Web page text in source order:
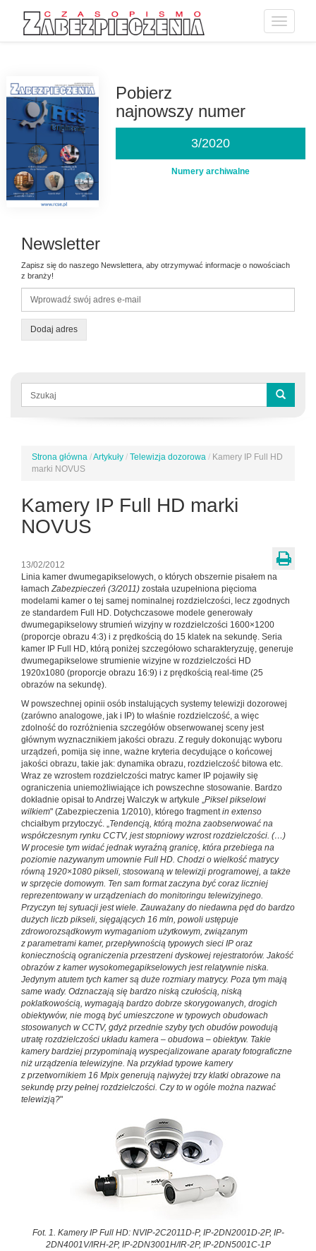
Toggle
Pobierz
najnowszy numer
3/2020
Numery archiwalne
Newsletter
Zapisz się do naszego Newslettera, aby otrzymywać informacje o nowościach
z branży!
Dodaj adres
Formularz
wyszukiwania
Jesteś
tutaj
Strona główna /Artykuły / Telewizja dozorowa / Kamery IP Full HD
marki NOVUS
Kamery IP Full HD marki
NOVUS
13/02/2012
Linia kamer dwumegapikselowych, o których obszernie pisałem na
łamachZabezpieczeń (3/2011) została uzupełniona pięcioma
modelami kamer o tej samej nominalnej rozdzielczości, lecz zgodnych
ze standardem Full HD. Dotychczasowe modele generowały
dwumegapikselowy strumień wizyjny w rozdzielczości 1600×1200
(proporcje obrazu 4:3) i z prędkością do 15 klatek na sekundę. Seria
kamer IP Full HD, którą poniżej szczegółowo scharakteryzuję, generuje
dwumegapikselowe strumienie wizyjne w rozdzielczości HD
1920x1080 (proporcje obrazu 16:9) i z prędkością real-time (25
obrazów na sekundę).
W powszechnej opinii osób instalujących systemy telewizji dozorowej
(zarówno analogowe, jak i IP) to właśnie rozdzielczość, a więc
zdolność do rozróżnienia szczegółów obserwowanej sceny jest
głównym wyznacznikiem jakości obrazu. Z reguły dokonując wyboru
urządzeń, pomija się inne, ważne kryteria decydujące o końcowej
jakości obrazu, takie jak: dynamika obrazu, rozdzielczość bitowa etc.
Wraz ze wzrostem rozdzielczości matryc kamer IP pojawiły się
ograniczenia uniemożliwiające ich powszechne stosowanie. Bardzo
dokładnie opisał to Andrzej Walczyk w artykule „Piksel pikselowi
wilkiem" (Zabezpieczenia 1/2010), którego fragmentin extenso
chciałbym przytoczyć. „Tendencją, którą można zaobserwować na
współczesnym rynku CCTV, jest stopniowy wzrost rozdzielczości. (…)
W procesie tym widać jednak wyraźną granicę, która przebiega na
poziomie nazywanym umownie Full HD. Chodzi o wielkość matrycy
równą 1920×1080 pikseli, stosowaną w telewizji programowej, a także
w sprzęcie domowym. Ten sam format zaczyna być coraz liczniej
reprezentowany w urządzeniach do monitoringu telewizyjnego.
Przyczyn tej sytuacji jest wiele. Zauważany do niedawna pęd do bardzo
dużych liczb pikseli, sięgających 16 mln, powoli ustępuje
zdroworozsądkowym wymaganiom użytkowym, związanym
z parametrami kamer, przepływnością typowych sieci IP oraz
koniecznością ograniczenia przestrzeni dyskowej rejestratorów. Jakość
obrazów z kamer wysokomegapikselowych jest relatywnie niska.
Jedynym atutem tych kamer są duże rozmiary matrycy. Poza tym mają
same wady. Odznaczają się bardzo niską czułością, niską
poklatkowością, wymagają bardzo dobrze skorygowanych, drogich
obiektywów, nie mogą być umieszczone w typowych obudowach
stosowanych w CCTV, gdyż przednie szyby tych obudów powodują
utratę rozdzielczości układu kamera – obudowa – obiektyw. Takie
kamery bardziej przypominają wyspecjalizowane aparaty fotograficzne
niż urządzenia telewizyjne. Na przykład typowe kamery
z przetwornikiem 16 Mpix generują najwyżej trzy klatki obrazowe na
sekundę przy pełnej rozdzielczości. Czy to w ogóle można nazwać
telewizją?"
Fot. 1. Kamery IP Full HD: NVIP-2C2011D-P, IP-2DN2001D-2P, IP-
2DN4001V/IRH-2P, IP-2DN3001H/IR-2P, IP-2DN5001C-1P